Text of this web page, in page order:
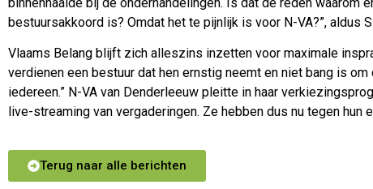
bestuursakkoord is? Omdat het te pijnlijk is voor N-VA?”, aldus
Vlaams Belang blijft zich alleszins inzetten voor maximale
verdienen een bestuur dat hen ernstig neemt en niet bang is
iedereen.” N-VA van Denderleeuw pleitte in haar
live-streaming van vergaderingen. Ze hebben dus nu tegen
Terug naar alle berichten